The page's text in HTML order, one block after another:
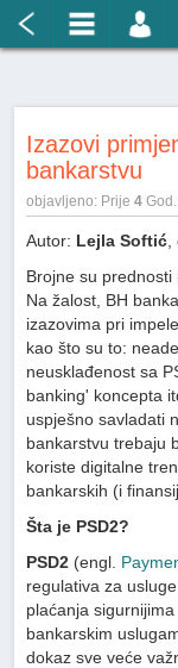
Izazovi
bankarstvu
objavljeno: Prije4
Autor: Lejla Softić
Brojne su
Na žalost, BH
izazovima pri
kao što su to:
neusklađenost sa
banking' koncepta
uspješno savladati
bankarstvu trebaju
koriste digitalne
bankarskih (i
Šta je PSD2?
PSD2 (engl.
regulativa za
plaćanja
bankarskim
dokaz sve veće